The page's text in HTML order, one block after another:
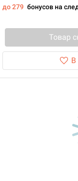
до 279 бонусов на
Товар
В